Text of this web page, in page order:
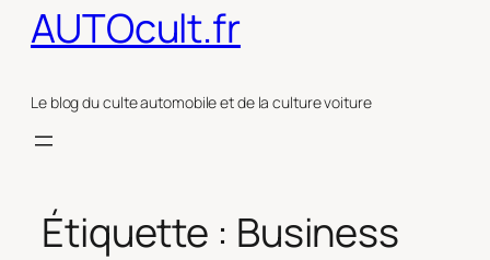
AUTOcult.fr
Le blog du culte automobile et de la culture voiture
Étiquette : Business